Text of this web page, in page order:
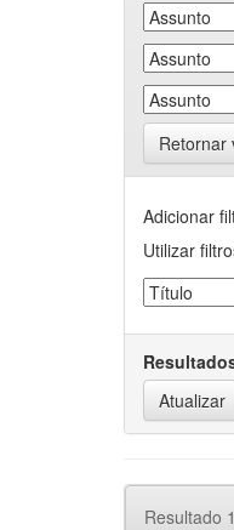
Retornar
Adicionar
Utilizar
Resultado